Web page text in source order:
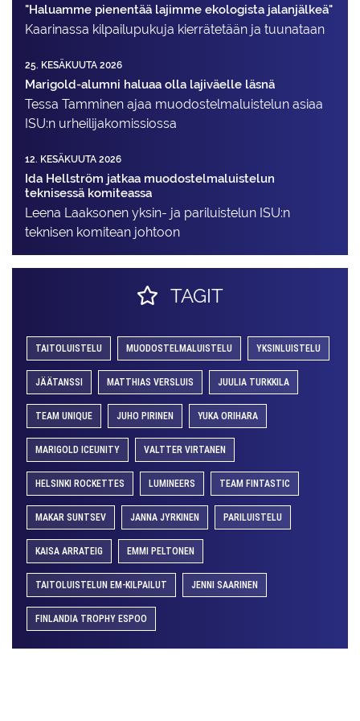
"Haluamme pienentää lajimme ekologista jalanjälkeä"
Kaarinassa kilpailupukuja kierrätetään ja tuunataan
25. KESÄKUUTA 2026
Marigold-alumni haluaa olla lajiväelle läsnä
Tessa Tamminen ajaa muodostelma­luistelun asiaa
ISU:n urheilija­komissiossa
12. KESÄKUUTA 2026
Ida Hellström jatkaa muodostelmaluistelun
teknisessä komiteassa
Leena Laaksonen yksin- ja pariluistelun ISU:n
teknisen komitean johtoon
TAGIT
TAITOLUISTELU MUODOSTELMALUISTELU YKSINLUISTELU
JÄÄTANSSI MATTHIAS VERSLUIS JUULIA TURKKILA
TEAM UNIQUE JUHO PIRINEN YUKA ORIHARA
MARIGOLD ICEUNITY VALTTER VIRTANEN
HELSINKI ROCKETTES LUMINEERS TEAM FINTASTIC
MAKAR SUNTSEV JANNA JYRKINEN PARILUISTELU
KAISA ARRATEIG EMMI PELTONEN
TAITOLUISTELUN EM-KILPAILUT JENNI SAARINEN
FINLANDIA TROPHY ESPOO